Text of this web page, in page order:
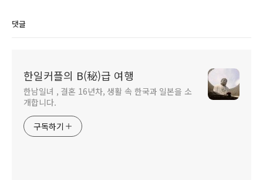
댓글
한일커플의 B(秘)급 여행
한남일녀 , 결혼 16년차, 생활 속 한국과 일본을 소
개합니다.
구독하기